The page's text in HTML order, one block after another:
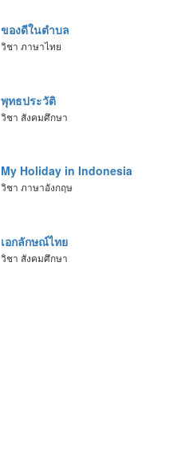
ของดีในตำบล
วิชา ภาษาไทย
พุทธประวัติ
วิชา สังคมศึกษา
My Holiday in Indonesia
วิชา ภาษาอังกฤษ
เอกลักษณ์ไทย
วิชา สังคมศึกษา